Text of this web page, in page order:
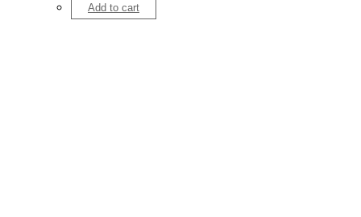
Add to cart